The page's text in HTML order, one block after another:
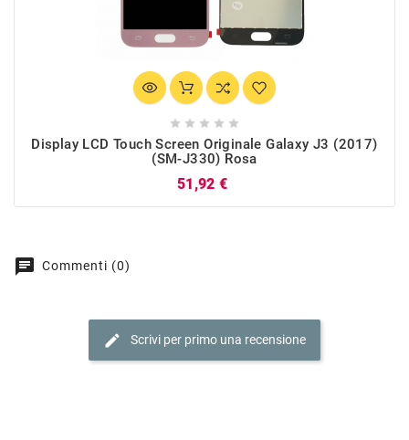
    
Display LCD Touch Screen Originale Galaxy J3 (2017)
(SM-J330) Rosa
51,92 €
chat Commenti (0)
edit Scrivi per primo una recensione